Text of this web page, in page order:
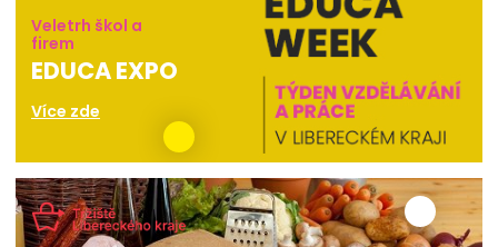
Veletrh škol a
firem
EDUCA EXPO
Více zde